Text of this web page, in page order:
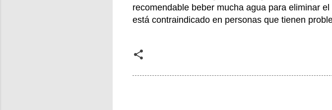
recomendable beber mucha agua para eliminar
está contraindicado en personas que tienen